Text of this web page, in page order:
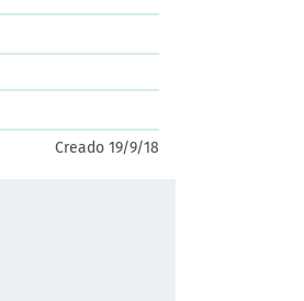
Creado 19/9/18